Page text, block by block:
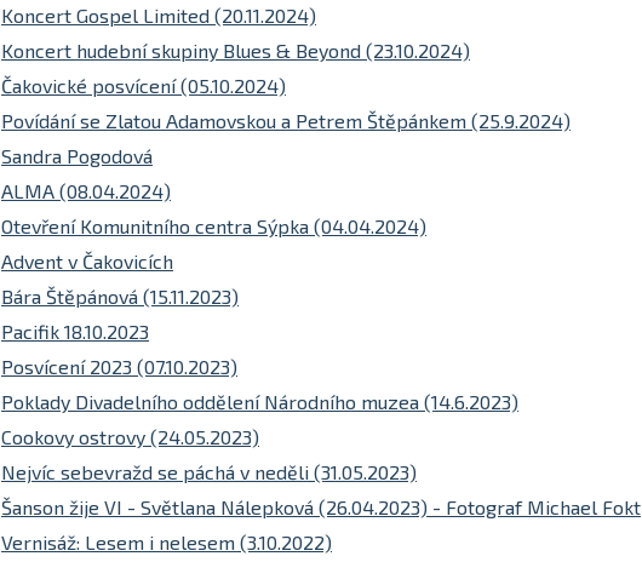
Koncert Gospel Limited (20.11.2024)
Koncert hudební skupiny Blues & Beyond (23.10.2024)
Čakovické posvícení (05.10.2024)
Povídání se Zlatou Adamovskou a Petrem Štěpánkem (25.9.2024)
Sandra Pogodová
ALMA (08.04.2024)
Otevření Komunitního centra Sýpka (04.04.2024)
Advent v Čakovicích
Bára Štěpánová (15.11.2023)
Pacifik 18.10.2023
Posvícení 2023 (07.10.2023)
Poklady Divadelního oddělení Národního muzea (14.6.2023)
Cookovy ostrovy (24.05.2023)
Nejvíc sebevražd se páchá v neděli (31.05.2023)
Šanson žije VI - Světlana Nálepková (26.04.2023) - Fotograf Michael Fokt
Vernisáž: Lesem i nelesem (3.10.2022)